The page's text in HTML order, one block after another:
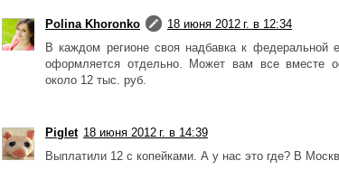
Polina Khoronko
18 июня 2012 г. в 12:34
В каждом регионе своя надбавка к федеральной
оформляется отдельно. Может вам все вместе
около 12 тыс. руб.
Piglet 18 июня 2012 г. в 14:39
Выплатили 12 с копейками. А у нас это где? В